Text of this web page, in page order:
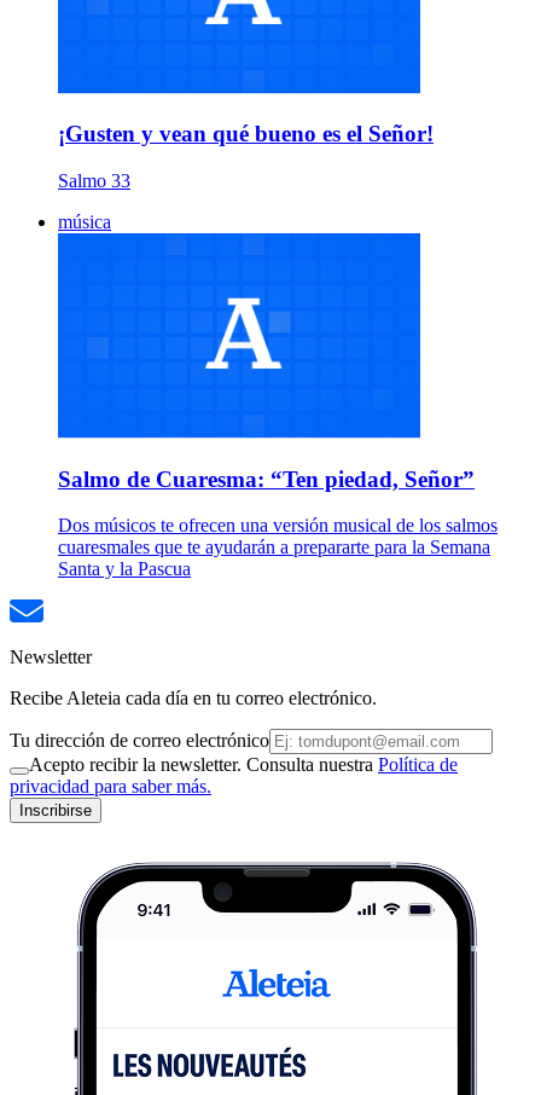
¡Gusten y vean qué bueno es el Señor!
Salmo 33
música
Salmo de Cuaresma: “Ten piedad, Señor”
Dos músicos te ofrecen una versión musical de los salmos
cuaresmales que te ayudarán a prepararte para la Semana
Santa y la Pascua
Newsletter
Recibe Aleteia cada día en tu correo electrónico.
Tu dirección de correo electrónico
Acepto recibir la newsletter. Consulta nuestra Política de
privacidad para saber más.
Inscribirse